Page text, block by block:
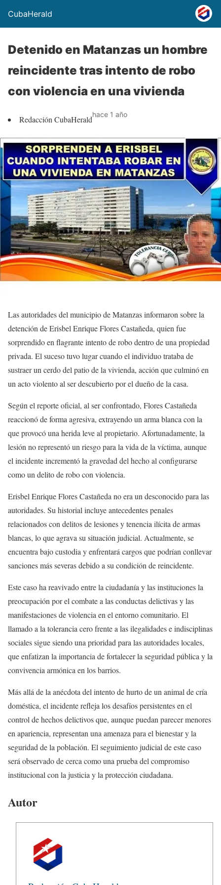
CubaHerald
Detenido en Matanzas un hombre
reincidente tras intento de robo
con violencia en una vivienda
Redacción CubaHeraldhace 1 año
Las autoridades del municipio de Matanzas informaron sobre la
detención de Erisbel Enrique Flores Castañeda, quien fue
sorprendido en flagrante intento de robo dentro de una propiedad
privada. El suceso tuvo lugar cuando el individuo trataba de
sustraer un cerdo del patio de la vivienda, acción que culminó en
un acto violento al ser descubierto por el dueño de la casa.
Según el reporte oficial, al ser confrontado, Flores Castañeda
reaccionó de forma agresiva, extrayendo un arma blanca con la
que provocó una herida leve al propietario. Afortunadamente, la
lesión no representó un riesgo para la vida de la víctima, aunque
el incidente incrementó la gravedad del hecho al configurarse
como un delito de robo con violencia.
Erisbel Enrique Flores Castañeda no era un desconocido para las
autoridades. Su historial incluye antecedentes penales
relacionados con delitos de lesiones y tenencia ilícita de armas
blancas, lo que agrava su situación judicial. Actualmente, se
encuentra bajo custodia y enfrentará cargos que podrían conllevar
sanciones más severas debido a su condición de reincidente.
Este caso ha reavivado entre la ciudadanía y las instituciones la
preocupación por el combate a las conductas delictivas y las
manifestaciones de violencia en el entorno comunitario. El
llamado a la tolerancia cero frente a las ilegalidades e indisciplinas
sociales sigue siendo una prioridad para las autoridades locales,
que enfatizan la importancia de fortalecer la seguridad pública y la
convivencia armónica en los barrios.
Más allá de la anécdota del intento de hurto de un animal de cría
doméstica, el incidente refleja los desafíos persistentes en el
control de hechos delictivos que, aunque puedan parecer menores
en apariencia, representan una amenaza para el bienestar y la
seguridad de la población. El seguimiento judicial de este caso
será observado de cerca como una prueba del compromiso
institucional con la justicia y la protección ciudadana.
Autor